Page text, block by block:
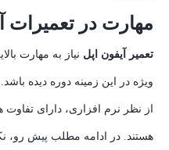
مهارت در تعمیرات
تعمیر آیفون اپل نیاز به مهارت
ویژه در این زمینه دوره دیده
از نظر نرم افزاری، دارای
هستند. در ادامه مطلب پیش رو،